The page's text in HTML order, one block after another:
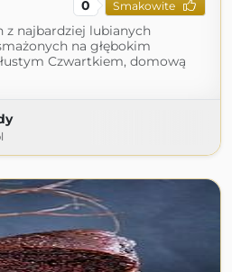
0 Smakowite
z najbardziej lubianych
na głębokim
Czwartkiem, domową